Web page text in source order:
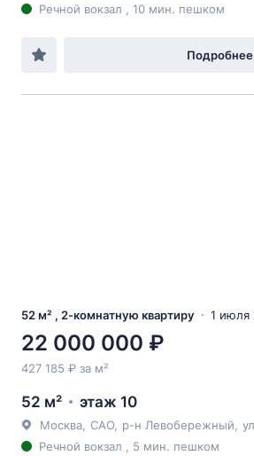
Речной вокзал , 10 мин. пешком
Подробнее
52 м² , 2-комнатную квартиру 1 июля
22 000 000 ₽
427 185 ₽ за м²
52 м² этаж 10
Москва САО р-н Левобережный
Речной вокзал , 5 мин. пешком